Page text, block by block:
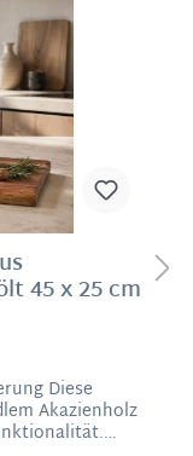
45 x 25 cm
Akazienholz